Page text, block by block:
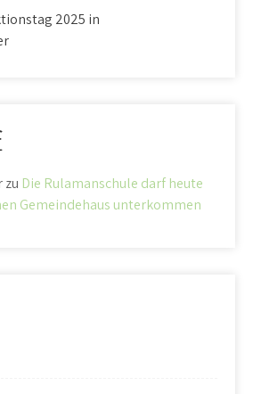
2025 in
zu Die Rulamanschule darf heute
Gemeindehaus unterkommen